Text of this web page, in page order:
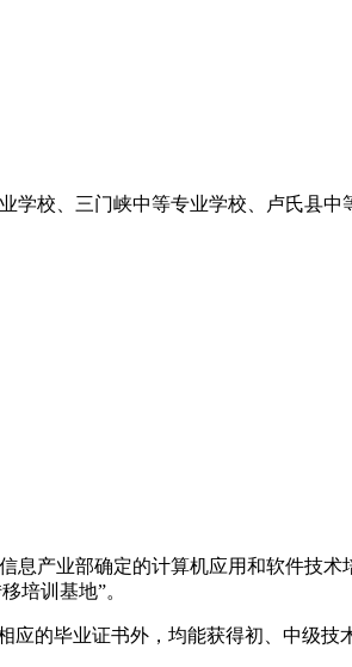
校、三门峡中等专业学校、卢氏县中
产业部确定的计算机应用和软件技
培训基地”。
的毕业证书外，均能获得初、中级